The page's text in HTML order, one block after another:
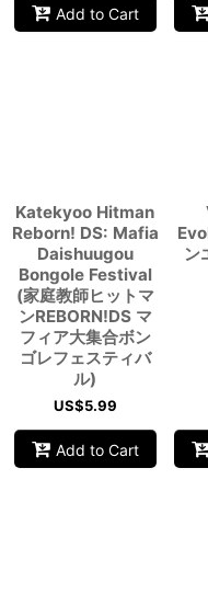
Add to Cart
Katekyoo Hitman
Reborn! DS: Mafia
Daishuugou
Bongole Festival
(家庭教師ヒットマ
ンREBORN!DS マ
フィア大集合ボン
ゴレフェスティバ
ル)
US$5.99
Add to Cart
ン